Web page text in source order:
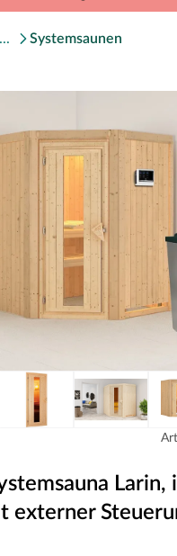
Systemsaunen
externer